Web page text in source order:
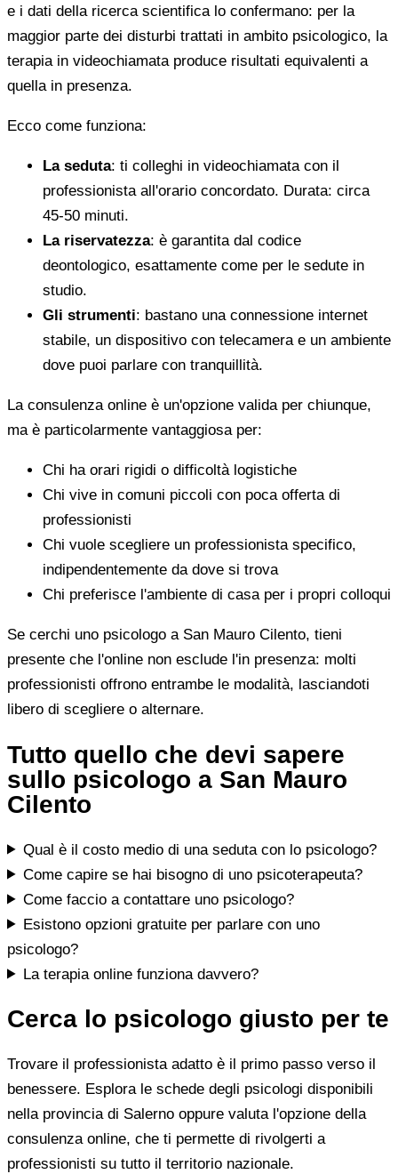
e i dati della ricerca scientifica lo confermano: per la
maggior parte dei disturbi trattati in ambito psicologico, la
terapia in videochiamata produce risultati equivalenti a
quella in presenza.
Ecco come funziona:
La seduta: ti colleghi in videochiamata con il
professionista all'orario concordato. Durata: circa
45-50 minuti.
La riservatezza: è garantita dal codice
deontologico, esattamente come per le sedute in
studio.
Gli strumenti: bastano una connessione internet
stabile, un dispositivo con telecamera e un ambiente
dove puoi parlare con tranquillità.
La consulenza online è un'opzione valida per chiunque,
ma è particolarmente vantaggiosa per:
Chi ha orari rigidi o difficoltà logistiche
Chi vive in comuni piccoli con poca offerta di
professionisti
Chi vuole scegliere un professionista specifico,
indipendentemente da dove si trova
Chi preferisce l'ambiente di casa per i propri colloqui
Se cerchi uno psicologo a San Mauro Cilento, tieni
presente che l'online non esclude l'in presenza: molti
professionisti offrono entrambe le modalità, lasciandoti
libero di scegliere o alternare.
Tutto quello che devi sapere
sullo psicologo a San Mauro
Cilento
Qual è il costo medio di una seduta con lo psicologo?
Come capire se hai bisogno di uno psicoterapeuta?
Come faccio a contattare uno psicologo?
Esistono opzioni gratuite per parlare con uno
psicologo?
La terapia online funziona davvero?
Cerca lo psicologo giusto per te
Trovare il professionista adatto è il primo passo verso il
benessere. Esplora le schede degli psicologi disponibili
nella provincia di Salerno oppure valuta l'opzione della
consulenza online, che ti permette di rivolgerti a
professionisti su tutto il territorio nazionale.